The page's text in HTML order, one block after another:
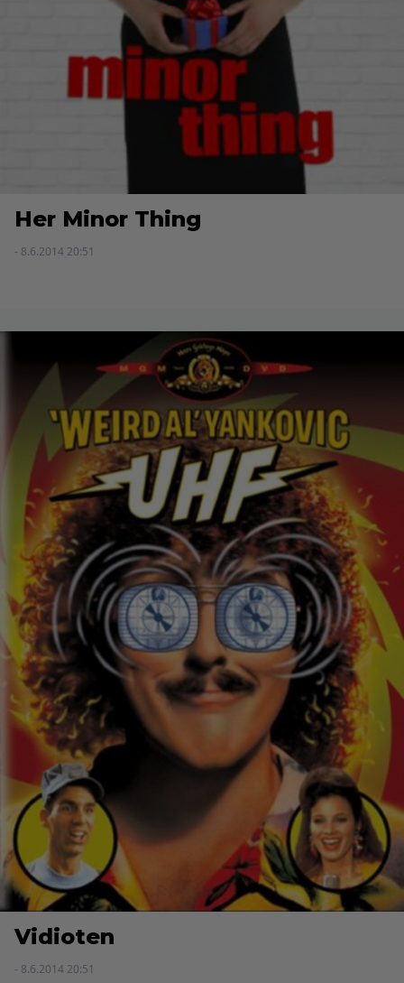
Her Minor Thing
- 8.6.2014 20:51
Vidioten
- 8.6.2014 20:51